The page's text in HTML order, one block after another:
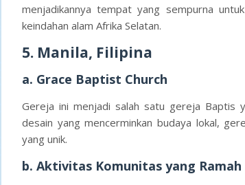
menjadikannya tempat yang sempurna
keindahan alam Afrika Selatan.
5. Manila, Filipina
a. Grace Baptist Church
Gereja ini menjadi salah satu gereja Baptis
desain yang mencerminkan budaya lokal,
yang unik.
b. Aktivitas Komunitas yang Ramah